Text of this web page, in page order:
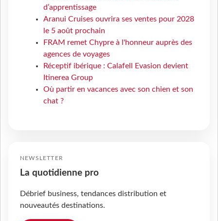
d’apprentissage
Aranui Cruises ouvrira ses ventes pour 2028
le 5 août prochain
FRAM remet Chypre à l'honneur auprès des
agences de voyages
Réceptif ibérique : Calafell Evasion devient
Itinerea Group
Où partir en vacances avec son chien et son
chat ?
NEWSLETTER
La quotidienne pro
Débrief business, tendances distribution et
nouveautés destinations.